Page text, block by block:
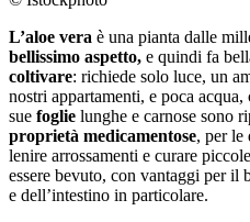
L’aloe vera è una pianta dalle
bellissimo aspetto, e quindi fa
coltivare: richiede solo luce, un
nostri appartamenti, e poca
sue foglie lunghe e carnose sono
proprietà medicamentose, per le
lenire arrossamenti e curare
essere bevuto, con vantaggi per il
e dell’intestino in particolare.